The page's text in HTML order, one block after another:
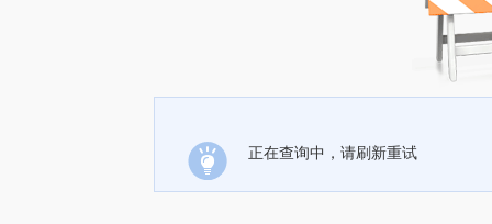
正在查询中，请刷新重试